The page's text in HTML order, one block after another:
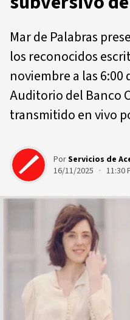
Mar de Palabras
los reconocidos
noviembre a las 6:00
Auditorio del Banco
transmitido en vivo
PorServicios de
16/11/2025 · 11:30